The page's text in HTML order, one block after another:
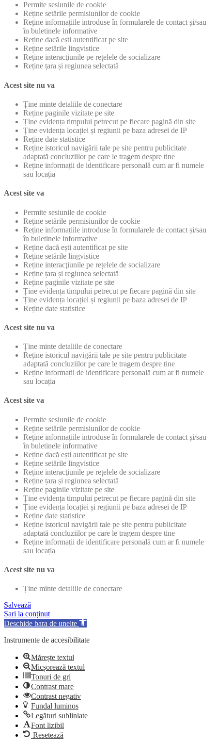
Permite sesiunile de cookie
Reține setările permisiunilor de cookie
Reține informațiile introduse în formularele de contact și/sau
în buletinele informative
Reține dacă ești autentificat pe site
Reține setările lingvistice
Reține interacţiunile pe rețelele de socializare
Reține țara și regiunea selectată
Acest site nu va
Ține minte detaliile de conectare
Reține paginile vizitate pe site
Ține evidența timpului petrecut pe fiecare pagină din site
Ține evidența locației și regiunii pe baza adresei de IP
Reține date statistice
Reține istoricul navigării tale pe site pentru publicitate
adaptată concluziilor pe care le tragem despre tine
Reține informații de identificare personală cum ar fi numele
sau locația
Acest site va
Permite sesiunile de cookie
Reține setările permisiunilor de cookie
Reține informațiile introduse în formularele de contact și/sau
în buletinele informative
Reține dacă ești autentificat pe site
Reține setările lingvistice
Reține interacţiunile pe rețelele de socializare
Reține țara și regiunea selectată
Reține paginile vizitate pe site
Ține evidența timpului petrecut pe fiecare pagină din site
Ține evidența locației și regiunii pe baza adresei de IP
Reține date statistice
Acest site nu va
Ține minte detaliile de conectare
Reține istoricul navigării tale pe site pentru publicitate
adaptată concluziilor pe care le tragem despre tine
Reține informații de identificare personală cum ar fi numele
sau locația
Acest site va
Permite sesiunile de cookie
Reține setările permisiunilor de cookie
Reține informațiile introduse în formularele de contact și/sau
în buletinele informative
Reține dacă ești autentificat pe site
Reține setările lingvistice
Reține interacţiunile pe rețelele de socializare
Reține țara și regiunea selectată
Reține paginile vizitate pe site
Ține evidența timpului petrecut pe fiecare pagină din site
Ține evidența locației și regiunii pe baza adresei de IP
Reține date statistice
Reține istoricul navigării tale pe site pentru publicitate
adaptată concluziilor pe care le tragem despre tine
Reține informații de identificare personală cum ar fi numele
sau locația
Acest site nu va
Ține minte detaliile de conectare
Salvează
Sari la conținut
Deschide bara de unelte
Instrumente de accesibilitate
Mărește textul
Micșorează textul
Tonuri de gri
Contrast mare
Contrast negativ
Fundal luminos
Legături subliniate
Font lizibil
Resetează